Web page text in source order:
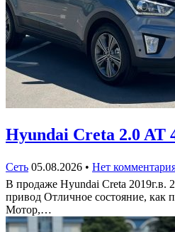
Hyundai Creta 2.0 AT
Сеть 05.08.2026 • Нет
В продаже Hyundai Creta 2019г.в.
привод Отличное состояние, как
Мотор,…